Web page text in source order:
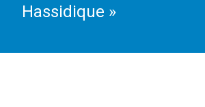
Hassidique »